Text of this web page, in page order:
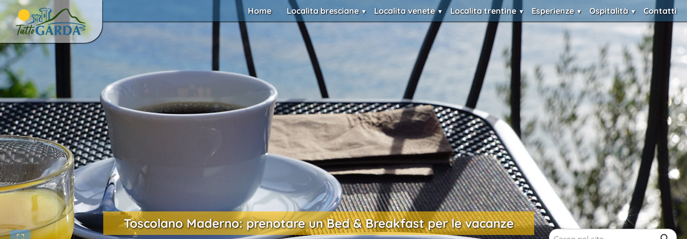
Home Localita bresciane Localita venete Localita trentine Esperienze Ospitalità Contatti
Toscolano Maderno: prenotare un Bed & Breakfast per le vacanze